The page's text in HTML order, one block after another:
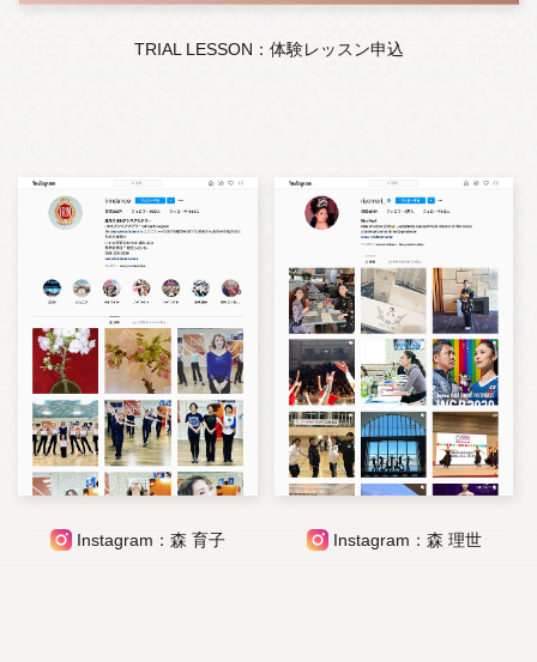
TRIAL LESSON：体験レッスン申込
Instagram：森 育子 Instagram：森 理世